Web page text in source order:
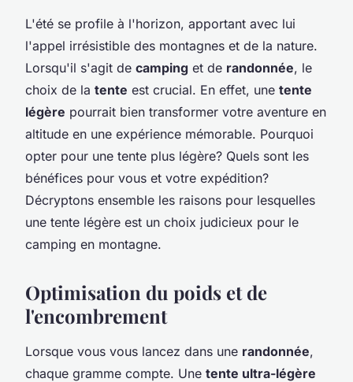
L'été se profile à l'horizon, apportant avec lui
l'appel irrésistible des montagnes et de la nature.
Lorsqu'il s'agit de camping et de randonnée, le
choix de la tente est crucial. En effet, une tente
légère pourrait bien transformer votre aventure en
altitude en une expérience mémorable. Pourquoi
opter pour une tente plus légère? Quels sont les
bénéfices pour vous et votre expédition?
Décryptons ensemble les raisons pour lesquelles
une tente légère est un choix judicieux pour le
camping en montagne.
Optimisation du poids et de
l'encombrement
Lorsque vous vous lancez dans une randonnée,
chaque gramme compte. Une tente ultra-légère